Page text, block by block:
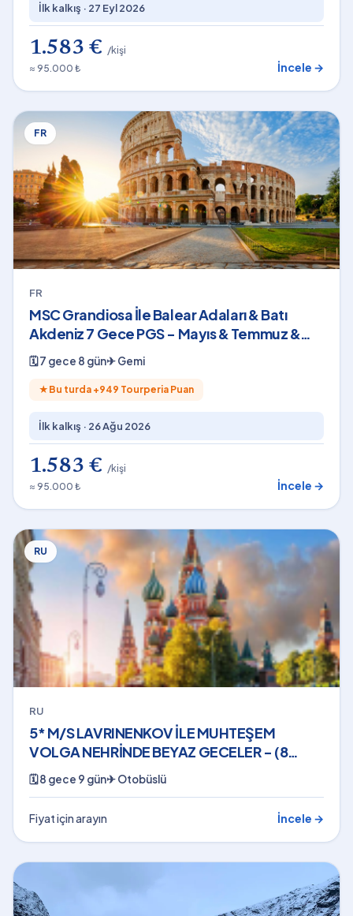
İlk kalkış · 27 Eyl 2026
1.583 € /kişi
≈ 95.000 ₺
İncele →
FR
FR
MSC Grandiosa İle Balear Adaları & Batı
Akdeniz 7 Gece PGS - Mayıs & Temmuz &
Ağustos & Eylül 2026
🗓7 gece 8 gün✈Gemi
★ Bu turda +949 Tourperia Puan
İlk kalkış · 26 Ağu 2026
1.583 € /kişi
≈ 95.000 ₺
İncele →
RU
RU
5* M/S LAVRINENKOV İLE MUHTEŞEM
VOLGA NEHRİNDE BEYAZ GECELER - (8
GECE - 9 GÜN) - 29 TEMMUZ2026
🗓8 gece 9 gün✈Otobüslü
Fiyat için arayın İncele →